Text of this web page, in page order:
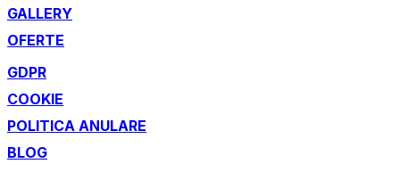
GALLERY
OFERTE
GDPR
COOKIE
POLITICA ANULARE
BLOG